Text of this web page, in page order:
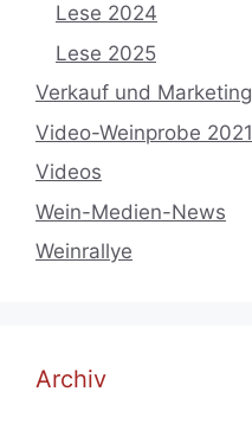
Lese 2024
Lese 2025
Verkauf und Marketing
Video-Weinprobe 2021
Videos
Wein-Medien-News
Weinrallye
Archiv